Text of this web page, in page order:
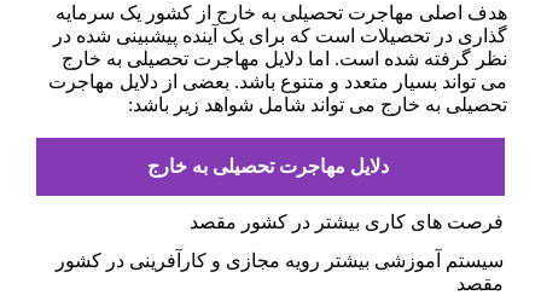
هدف اصلی مهاجرت تحصیلی به خارج از کشور یک سرمایه
گذاری در تحصیلات است که برای یک آینده پیشبینی شده در
نظر گرفته شده است. اما دلایل مهاجرت تحصیلی به خارج
می تواند بسیار متعدد و متنوع باشد. بعضی از دلایل مهاجرت
تحصیلی به خارج می تواند شامل شواهد زیر باشد:
دلایل مهاجرت تحصیلی به خارج
فرصت های کاری بیشتر در کشور مقصد
سیستم آموزشی بیشتر رویه مجازی و کارآفرینی در کشور
مقصد